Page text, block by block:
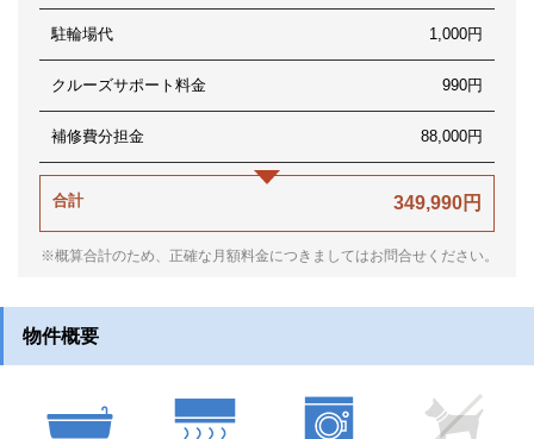
駐輪場代 1,000円
クルーズサポート料金 990円
補修費分担金 88,000円
合計 349,990円
※概算合計のため、正確な月額料金につきましてはお問合せください。
物件概要